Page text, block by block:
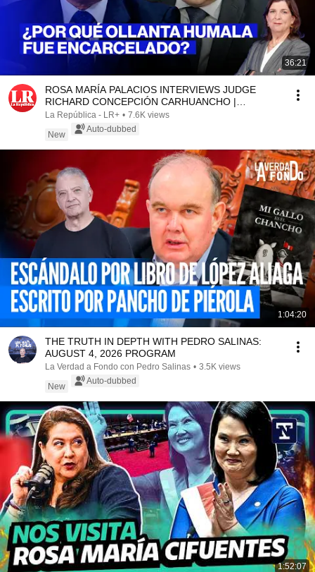
36:21
ROSA MARÍA PALACIOS INTERVIEWS JUDGE
RICHARD CONCEPCIÓN CARHUANCHO |
WITHOUT A SCRIPT
La República - LR+ • 7.6K views
New
Auto-dubbed
1:04:20
THE TRUTH IN DEPTH WITH PEDRO SALINAS:
AUGUST 4, 2026 PROGRAM
La Verdad a Fondo con Pedro Salinas • 3.5K views
New
Auto-dubbed
1:52:07